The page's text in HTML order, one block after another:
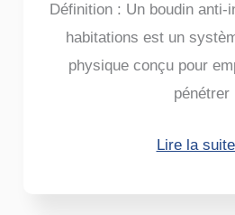
Définition : Un boudin anti-
habitations est un
physique conçu pour
pénétrer
Lire la